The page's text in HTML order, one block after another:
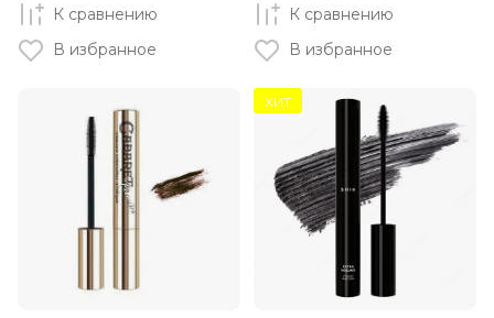
К сравнению
В избранное
К сравнению
В избранное
ХИТ